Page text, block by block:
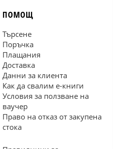
ПОМОЩ
Търсене
Поръчка
Плащания
Доставка
Данни за клиента
Как да свалим е-книги
Условия за ползване на
ваучер
Право на отказ от закупена
стока